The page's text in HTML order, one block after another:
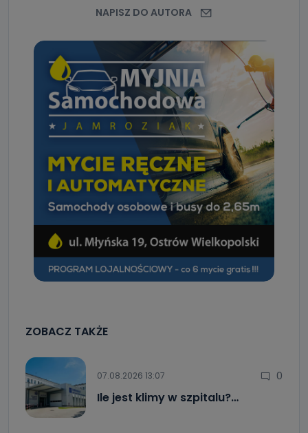
NAPISZ DO AUTORA
ZOBACZ TAKŻE
07.08.2026 13:07 0
Ile jest klimy w szpitalu?…